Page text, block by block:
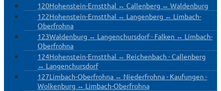
120Hohenstein-Ernstthal ↔ Callenberg ↔ Waldenburg
122Hohenstein-Ernstthal ↔ Langenberg ↔ Limbach-
Oberfrohna
123Waldenburg ↔ Langenchursdorf - Falken ↔ Limbach-
Oberfrohna
124Hohenstein-Ernstthal ↔ Reichenbach - Callenberg
↔ Langenchursdorf
127Limbach-Oberfrohna ↔ Niederfrohna - Kaufungen -
Wolkenburg ↔ Limbach-Oberfrohna